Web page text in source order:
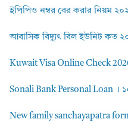
ইপিপিও নম্বর বের করার নিয়ম
আবাসিক বিদ্যুৎ বিল ইউনিট কত
Kuwait Visa Online Check
Sonali Bank Personal Loan ।
New family sanchayapatra